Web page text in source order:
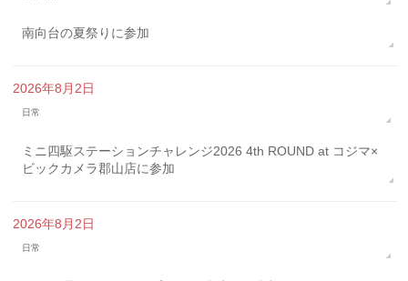
南向台の夏祭りに参加
2026年8月2日
日常
ミニ四駆ステーションチャレンジ2026 4th ROUND at コジマ×
ビックカメラ郡山店に参加
2026年8月2日
日常